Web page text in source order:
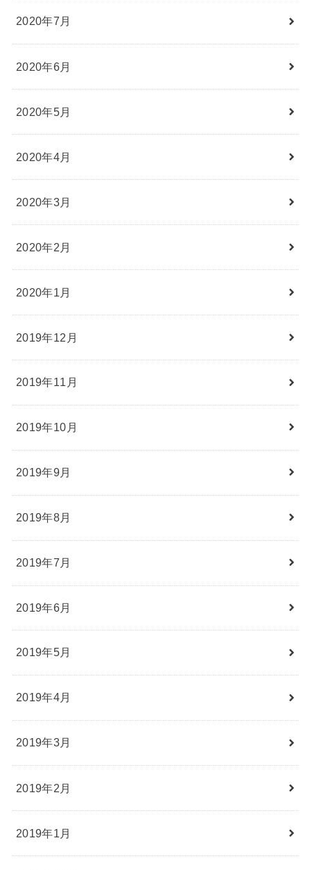
2020年7月
2020年6月
2020年5月
2020年4月
2020年3月
2020年2月
2020年1月
2019年12月
2019年11月
2019年10月
2019年9月
2019年8月
2019年7月
2019年6月
2019年5月
2019年4月
2019年3月
2019年2月
2019年1月